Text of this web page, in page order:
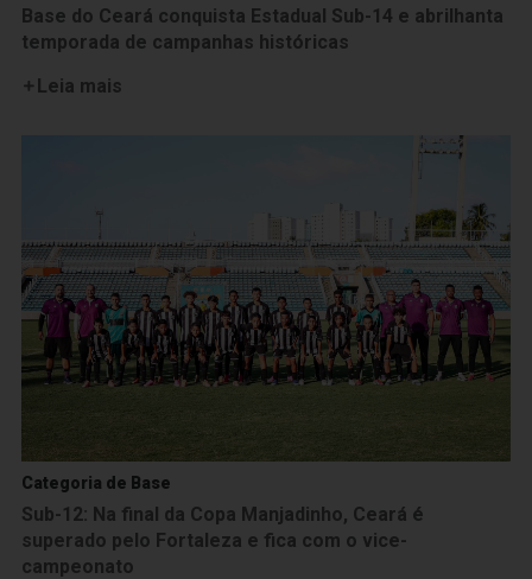
Base do Ceará conquista Estadual Sub-14 e abrilhanta
temporada de campanhas históricas
Leia mais
Categoria de Base
Sub-12: Na final da Copa Manjadinho, Ceará é
superado pelo Fortaleza e fica com o vice-
campeonato